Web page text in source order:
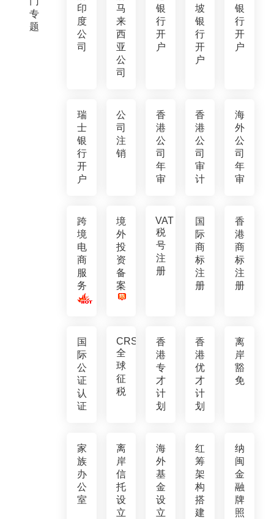
专
题
印
度
公
司
马
来
西
亚
公
司
银
行
开
户
坡
银
行
开
户
银
行
开
户
瑞
士
银
行
开
户
公
司
注
销
香
港
公
司
年
审
香
港
公
司
审
计
海
外
公
司
年
审
跨
境
电
商
服
务
境
外
投
资
备
案
VAT
税
号
注
册
国
际
商
标
注
册
香
港
商
标
注
册
国
际
公
证
认
证
CRS
全
球
征
税
香
港
专
才
计
划
香
港
优
才
计
划
离
岸
豁
免
家
族
办
公
室
离
岸
信
托
设
立
海
外
基
金
设
立
红
筹
架
构
搭
建
纳
闽
金
融
牌
照